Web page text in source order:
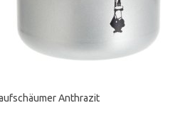
Anthrazit